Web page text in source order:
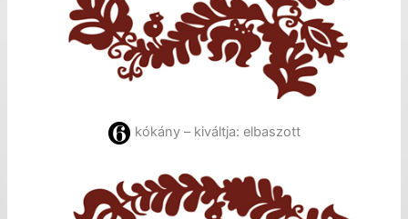
kókány – kiváltja: elbaszott